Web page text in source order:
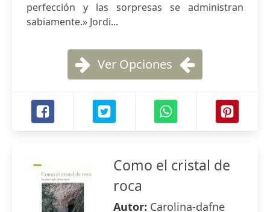
perfección y las sorpresas se administran
sabiamente.» Jordi...
Ver Opciones
Como el cristal de
roca
Autor: Carolina-dafne